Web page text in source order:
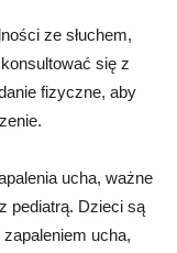
ze słuchem,
się z
fizyczne, aby
ucha, ważne
pediatrą. Dzieci są
zapaleniem ucha,